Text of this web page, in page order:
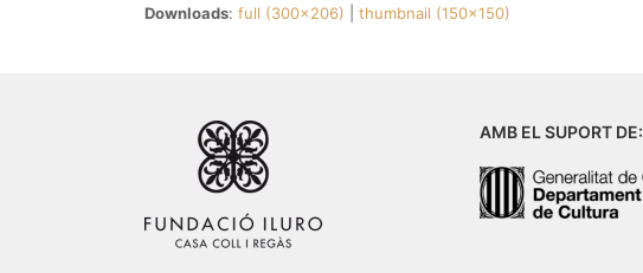
Downloads: full (300x206) thumbnail (150x150)
AMB EL SUPORT DE: